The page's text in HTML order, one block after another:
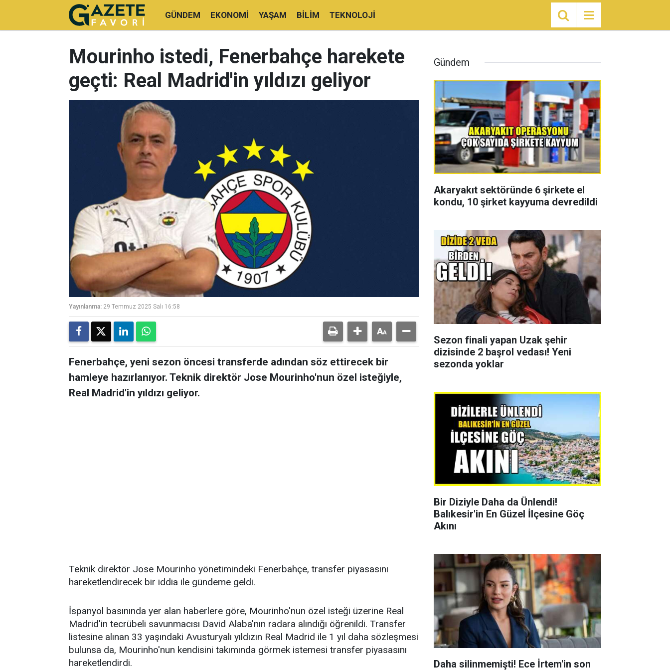
GÜNDEM EKONOMI YAŞAM BILIM TEKNOLOJI
Mourinho istedi, Fenerbahçe harekete
geçti: Real Madrid'in yıldızı geliyor
Yayınlanma: 29 Temmuz 2025 Salı 16:58
Fenerbahçe, yeni sezon öncesi transferde adından söz ettirecek bir
hamleye hazırlanıyor. Teknik direktör Jose Mourinho'nun özel isteğiyle,
Real Madrid'in yıldızı geliyor.
Teknik direktör Jose Mourinho yönetimindeki Fenerbahçe, transfer piyasasını
hareketlendirecek bir iddia ile gündeme geldi.
İspanyol basınında yer alan haberlere göre, Mourinho'nun özel isteği üzerine Real
Madrid'in tecrübeli savunmacısı David Alaba'nın radara alındığı öğrenildi. Transfer
listesine alınan 33 yaşındaki Avusturyalı yıldızın Real Madrid ile 1 yıl daha sözleşmesi
bulunsa da, Mourinho'nun kendisini takımında görmek istemesi transfer piyasasını
hareketlendirdi.
Gündem
Akaryakıt sektöründe 6 şirkete el
kondu, 10 şirket kayyuma devredildi
Sezon finali yapan Uzak şehir
dizisinde 2 başrol vedası! Yeni
sezonda yoklar
Bir Diziyle Daha da Ünlendi!
Balıkesir'in En Güzel İlçesine Göç
Akını
Daha silinmemişti! Ece İrtem'in son